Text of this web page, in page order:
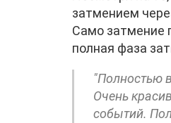
затмением
Само затмение
полная фаза
"Полностью
Очень
событий.